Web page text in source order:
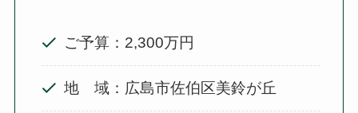
ご予算：2,300万円
地 域：広島市佐伯区美鈴が丘